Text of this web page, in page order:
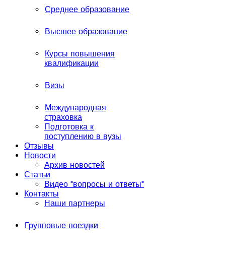
Среднее образование
Высшее образование
Курсы повышения
квалификации
Визы
Международная
страховка
Подготовка к
поступлению в вузы
Отзывы
Новости
Архив новостей
Статьи
Видео "вопросы и ответы"
Контакты
Наши партнеры
Групповые поездки